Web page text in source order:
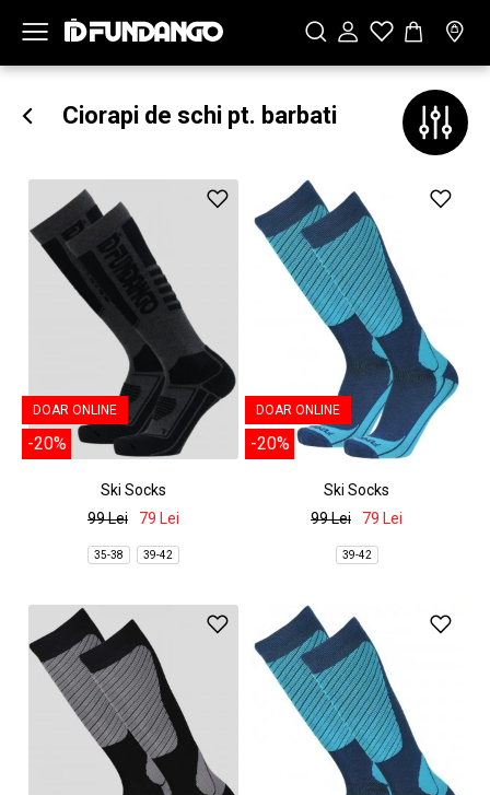
Ciorapi de schi pt. barbati
DOAR ONLINE
-20%
Ski Socks
99 Lei
79 Lei
35-38 39-42
DOAR ONLINE
-20%
Ski Socks
99 Lei
79 Lei
39-42